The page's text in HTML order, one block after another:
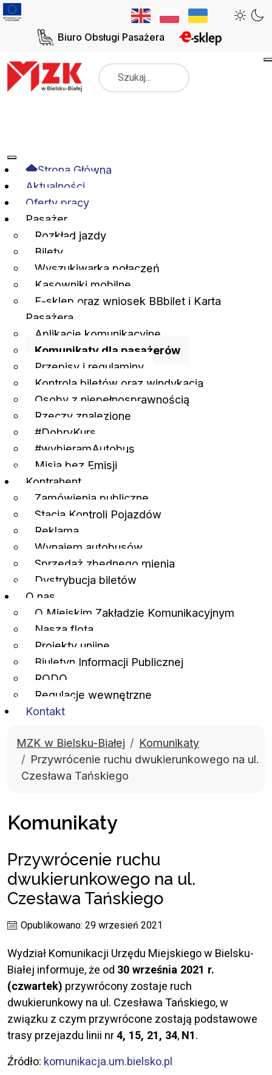
Biuro Obsługi Pasażera
Strona Główna
Aktualności
Oferty pracy
Pasażer
Rozkład jazdy
Bilety
Wyszukiwarka połączeń
Kasowniki mobilne
E-sklep oraz wniosek BBbilet i Karta
Pasażera
Aplikacje komunikacyjne
Komunikaty dla pasażerów
Przepisy i regulaminy
Kontrola biletów oraz windykacja
Osoby z niepełnosprawnością
Rzeczy znalezione
#DobryKurs
#wybieramAutobus
Misja bez Emisji
Kontrahent
Zamówienia publiczne
Stacja Kontroli Pojazdów
Reklama
Wynajem autobusów
Sprzedaż zbędnego mienia
Dystrybucja biletów
O nas
O Miejskim Zakładzie Komunikacyjnym
Nasza flota
Projekty unijne
Biuletyn Informacji Publicznej
RODO
Regulacje wewnętrzne
Kontakt
MZK w Bielsku-Białej
Komunikaty
Przywrócenie ruchu dwukierunkowego na ul.
Czesława Tańskiego
Komunikaty
Przywrócenie ruchu
dwukierunkowego na ul.
Czesława Tańskiego
Opublikowano: 29 wrzesień 2021
Wydział Komunikacji Urzędu Miejskiego w Bielsku-
Białej informuje, że od 30 września 2021 r.
(czwartek) przywrócony zostaje ruch
dwukierunkowy na ul. Czesława Tańskiego, w
związku z czym przywrócone zostają podstawowe
trasy przejazdu linii nr4, 15, 21, 34, N1.
Źródło: komunikacja.um.bielsko.pl